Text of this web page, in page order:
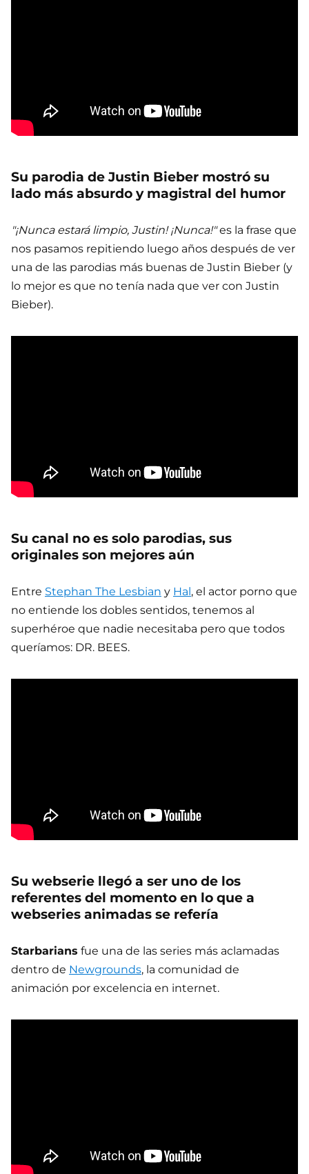
Su parodia de Justin Bieber mostró su
lado más absurdo y magistral del humor
"¡Nunca estará limpio, Justin! ¡Nunca!"es la frase que
nos pasamos repitiendo luego años después de ver
una de las parodias más buenas de Justin Bieber (y
lo mejor es que no tenía nada que ver con Justin
Bieber).
Su canal no es solo parodias, sus
originales son mejores aún
Entre Stephan The Lesbian y Hal, el actor porno que
no entiende los dobles sentidos, tenemos al
superhéroe que nadie necesitaba pero que todos
queríamos: DR. BEES.
Su webserie llegó a ser uno de los
referentes del momento en lo que a
webseries animadas se refería
Starbarians fue una de las series más aclamadas
dentro de Newgrounds, la comunidad de
animación por excelencia en internet.